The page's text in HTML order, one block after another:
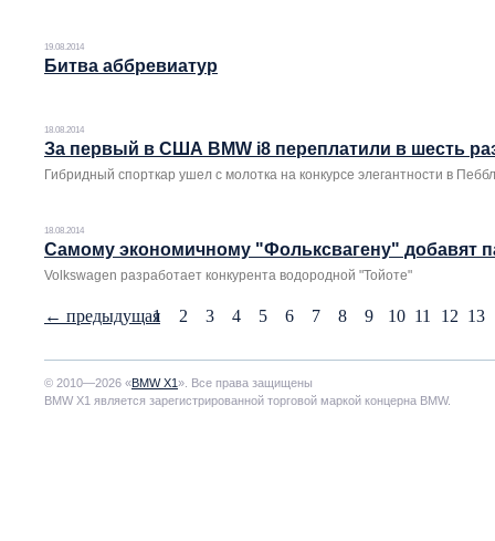
19.08.2014
Битва аббревиатур
18.08.2014
За первый в США BMW i8 переплатили в шесть
Гибридный спорткар ушел с молотка на конкурсе элегантности в
18.08.2014
Cамому экономичному "Фольксвагену" добавят
Volkswagen разработает конкурента водородной "Тойоте"
1 2 3 4 5 6 7 8 9 10 11 12 13
← предыдущая
© 2010—2026 «BMW X1». Все права защищены
BMW X1 является зарегистрированной торговой маркой концерна BMW.